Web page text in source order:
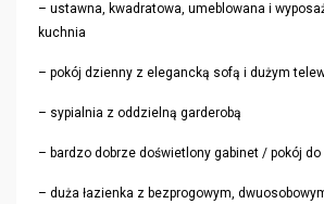
– ustawna, kwadratowa, umeblowana i
kuchnia
– pokój dzienny z elegancką sofą i dużym
– sypialnia z oddzielną garderobą
– bardzo dobrze doświetlony gabinet / pokój
– duża łazienka z bezprogowym,